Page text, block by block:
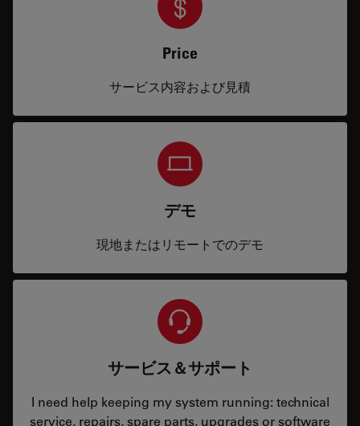
Price
サービス内容および見積
デモ
現地またはリモートでのデモ
サービス＆サポート
I need help keeping my system running: technical
service, repairs, spare parts, upgrades or software